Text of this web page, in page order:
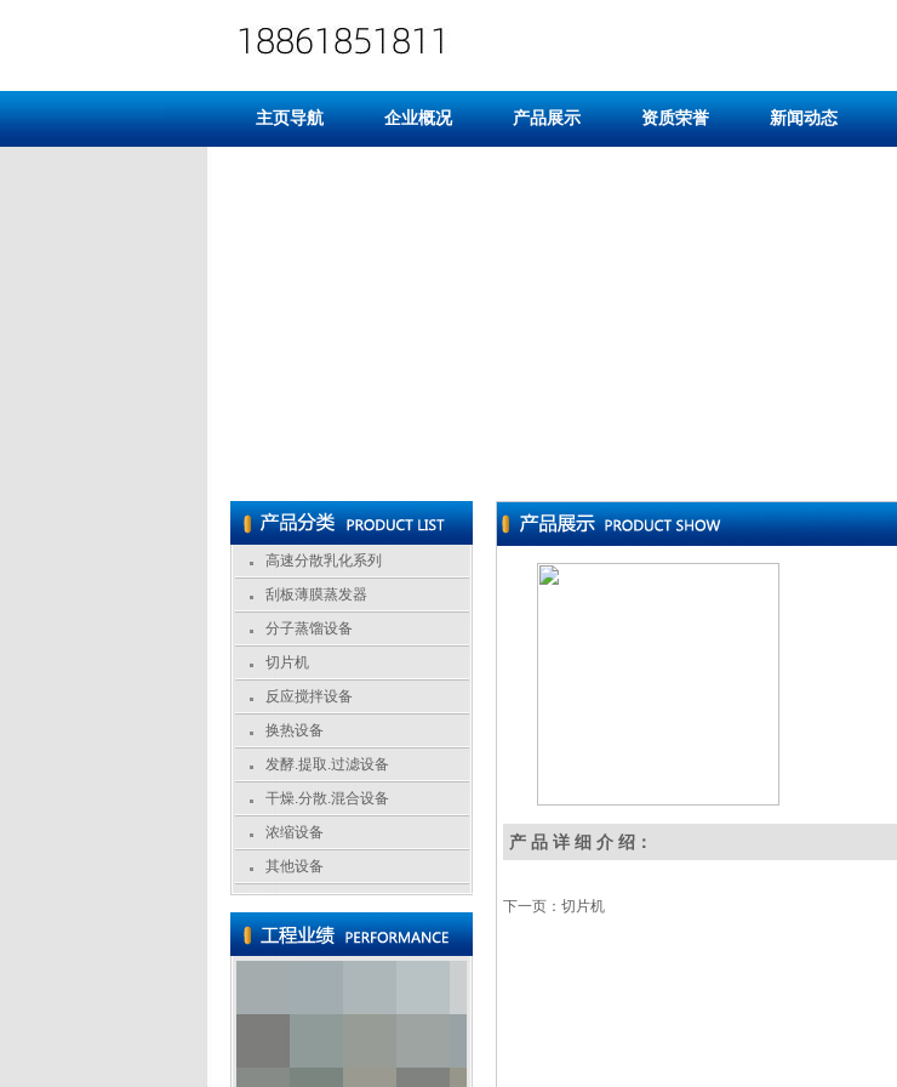
主页导航 企业概况 产品展示 资质荣誉 新闻动态
高速分散乳化系列
刮板薄膜蒸发器
分子蒸馏设备
切片机
反应搅拌设备
换热设备
发酵.提取.过滤设备
干燥.分散.混合设备
浓缩设备
其他设备
产 品 详 细 介 绍：
下一页：切片机